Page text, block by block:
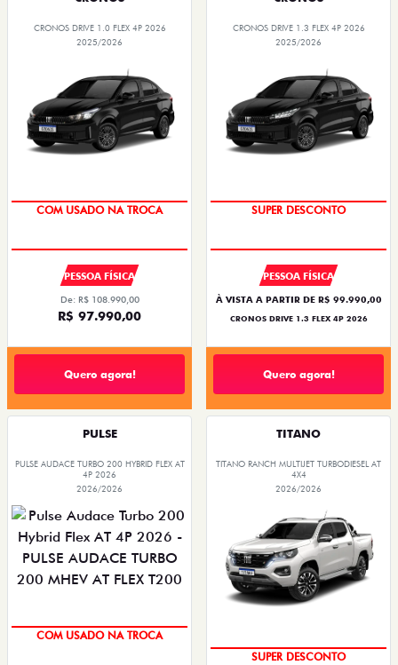
CRONOS DRIVE 1.0 FLEX 4P 2026
2025/2026
SUPER DESCONTO
PESSOA FÍSICA
De: R$ 108.990,00
R$ 97.990,00
Quero agora!
CRONOS DRIVE 1.3 FLEX 4P 2026
2025/2026
BÔNUS DE ATÉ R$ 14 MIL
PESSOA FÍSICA
À VISTA A PARTIR DE R$ 99.990,00
CRONOS DRIVE 1.3 FLEX 4P 2026
Quero agora!
PULSE
PULSE AUDACE TURBO 200 HYBRID FLEX AT
4P 2026
2026/2026
COM USADO NA TROCA
TITANO
TITANO RANCH MULTIJET TURBODIESEL AT
4X4
2026/2026
SUPER DESCONTO